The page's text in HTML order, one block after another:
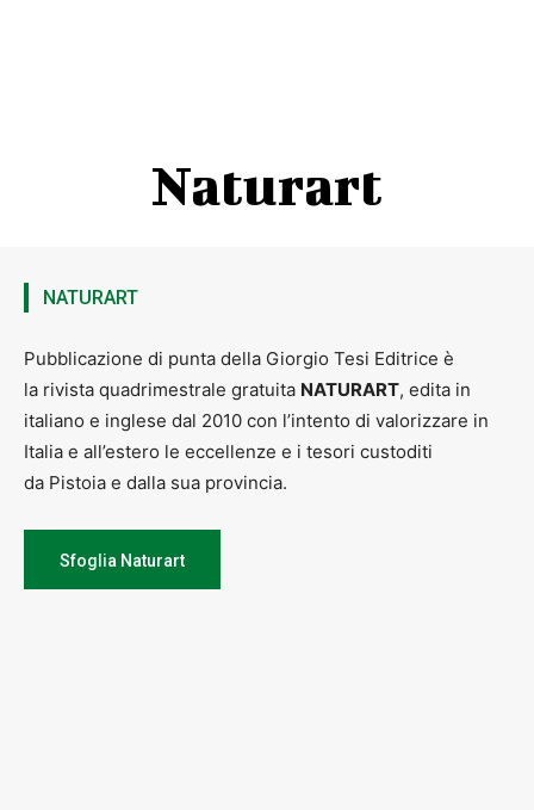
Naturart
NATURART
Pubblicazione di punta della Giorgio Tesi Editrice è
la rivista quadrimestrale gratuita NATURART, edita in
italiano e inglese dal 2010 con l’intento di valorizzare in
Italia e all’estero le eccellenze e i tesori custoditi
da Pistoia e dalla sua provincia.
Sfoglia Naturart